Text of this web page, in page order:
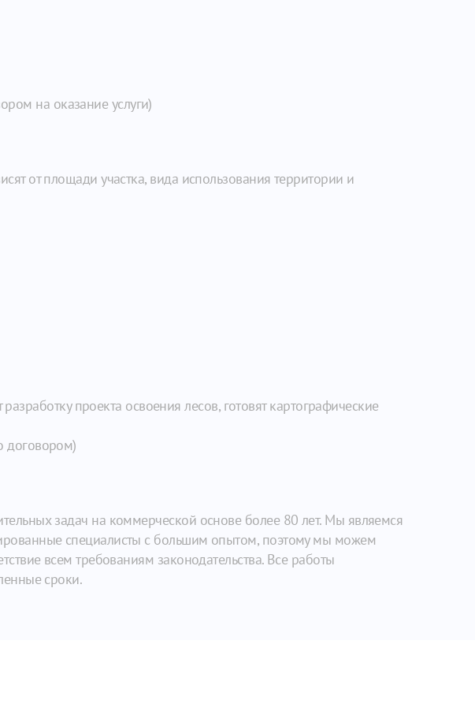
на оказание услуги)
от площади участка, вида использования территории и
проекта освоения лесов, готовят картографические
договором)
задач на коммерческой основе более 80 лет. Мы являемся
специалисты с большим опытом, поэтому мы можем
всем требованиям законодательства. Все работы
сроки.